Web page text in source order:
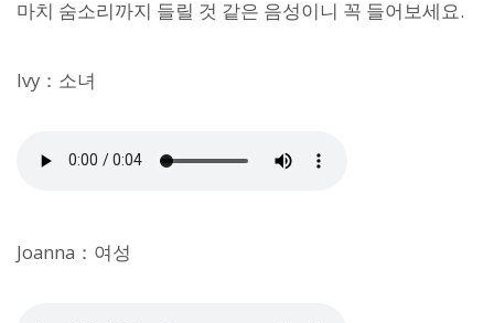
마치 숨소리까지 들릴 것 같은 음성이니 꼭 들어보세요.
Ivy：소녀
Joanna：여성